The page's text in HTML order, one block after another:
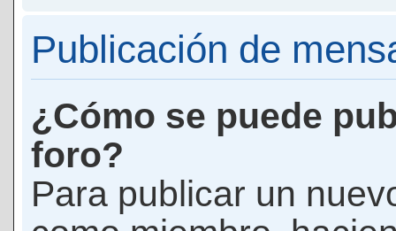
Publicación de
¿Cómo se puede
foro?
Para publicar un